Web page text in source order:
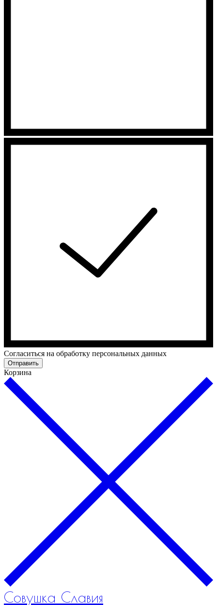
Cогласиться на обработку персональных данных
Отправить
Корзина
Совушка Славия